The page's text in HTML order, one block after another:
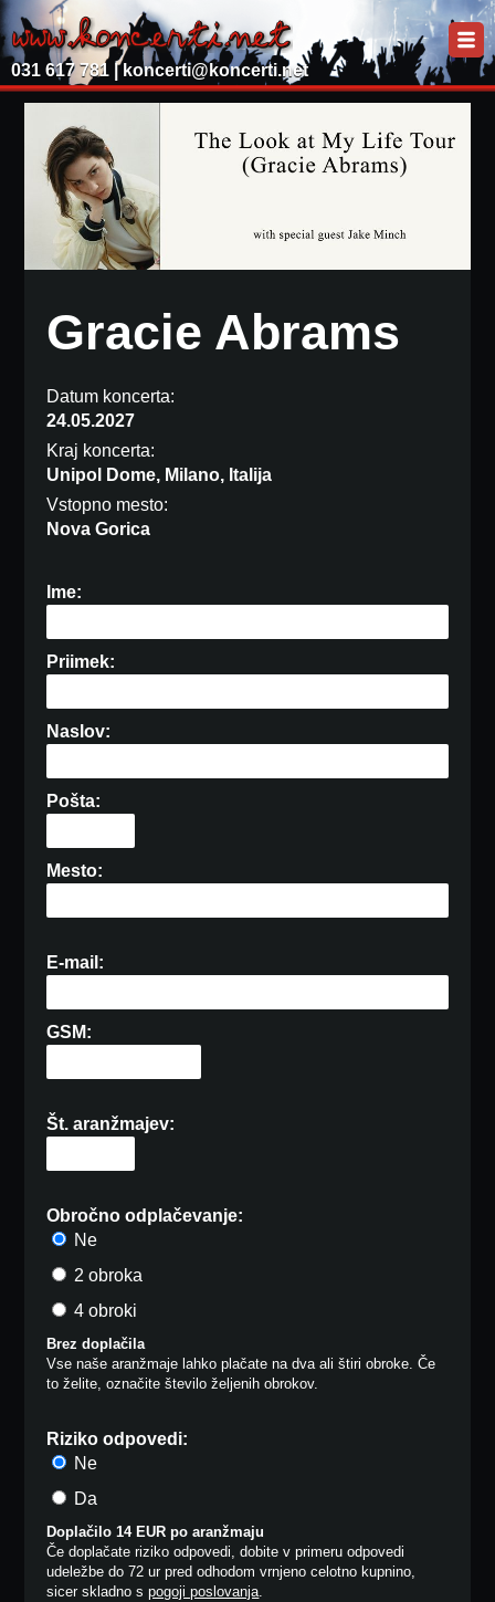
031 617 781 | koncerti@koncerti.net
Gracie Abrams
Datum koncerta:
24.05.2027
Kraj koncerta:
Unipol Dome, Milano, Italija
Vstopno mesto:
Nova Gorica
Ime:
Priimek:
Naslov:
Pošta:
Mesto:
E-mail:
GSM:
Št. aranžmajev:
Obročno odplačevanje:
Ne
2 obroka
4 obroki
Brez doplačila
Vse naše aranžmaje lahko plačate na dva ali štiri obroke. Če
to želite, označite število željenih obrokov.
Riziko odpovedi:
Ne
Da
Doplačilo 14 EUR po aranžmaju
Če doplačate riziko odpovedi, dobite v primeru odpovedi
udeležbe do 72 ur pred odhodom vrnjeno celotno kupnino,
sicer skladno spogoji poslovanja.